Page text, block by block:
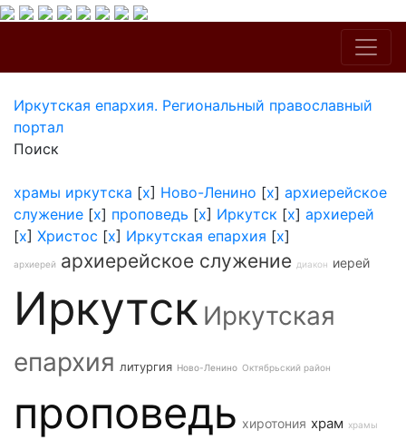
Иркутская епархия. Региональный православный
портал
Поиск
храмы иркутска [x] Ново-Ленино [x] архиерейское
служение [x] проповедь [x] Иркутск [x] архиерей
[x] Христос [x] Иркутская епархия [x]
архиерей архиерейское служение диакон иерей
Иркутск Иркутская
епархия литургия Ново-Ленино Октябрьский район
проповедь хиротония храм храмы